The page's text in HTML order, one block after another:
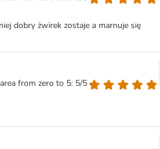
dobry żwirek zostaje a marnuje się
from zero to 5: 5/5